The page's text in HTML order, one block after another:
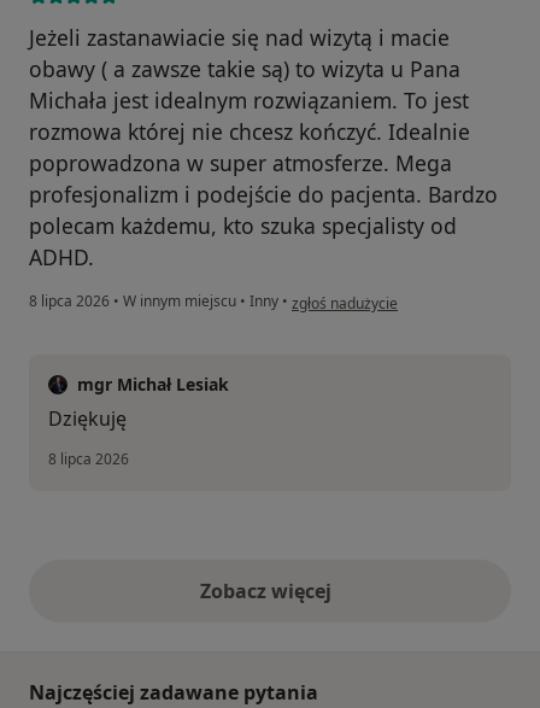
Jeżeli zastanawiacie się nad wizytą i macie
obawy ( a zawsze takie są) to wizyta u Pana
Michała jest idealnym rozwiązaniem. To jest
rozmowa której nie chcesz kończyć. Idealnie
poprowadzona w super atmosferze. Mega
profesjonalizm i podejście do pacjenta. Bardzo
polecam każdemu, kto szuka specjalisty od
ADHD.
8 lipca 2026 • W innym miejscu • Inny • w opinii użytkownika Rafał
zgłoś nadużycie
mgr Michał Lesiak
Dziękuję
8 lipca 2026
Zobacz więcejopinie powyżej
Najczęściej zadawane pytania